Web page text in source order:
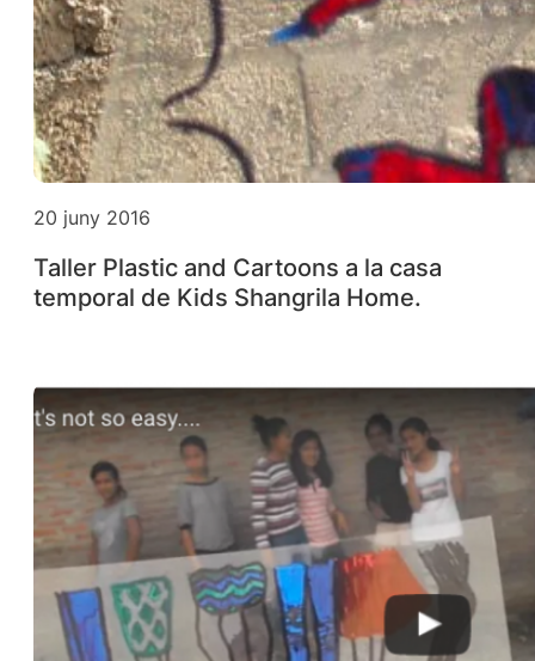
20 juny 2016
Taller Plastic and Cartoons a la casa
temporal de Kids Shangrila Home.